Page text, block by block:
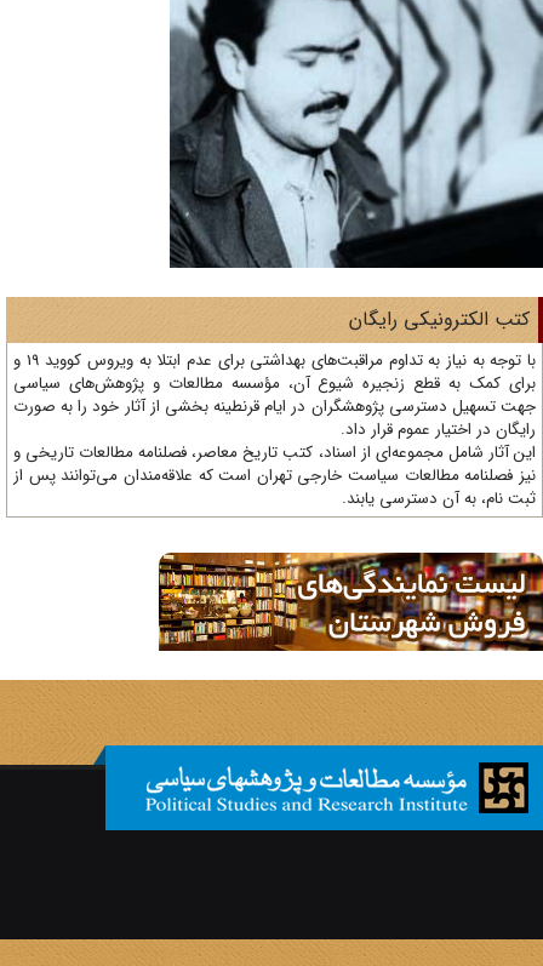
الکترونیکی رایگان
با توجه به نیاز به تداوم مراقبت‌های بهداشتی برای عدم ابتلا به ویروس کووید 19 و
کمک به قطع زنجیره شیوع آن، مؤسسه مطالعات و پژوهش‌های سیاسی
تسهیل دسترسی پژوهشگران در ایام قرنطینه بخشی از آثار خود را به صورت
در اختیار عموم قرار داد.
آثار شامل مجموعه‌ای از اسناد، کتب تاریخ معاصر، فصلنامه‌ مطالعات تاریخی و
فصلنامه مطالعات سیاست خارجی تهران است که علاقه‌مندان می‌توانند پس از
نام، به آن دسترسی یابند.